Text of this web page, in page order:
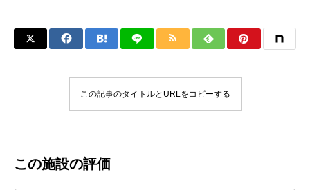
この記事のタイトルとURLをコピーする
この施設の評価